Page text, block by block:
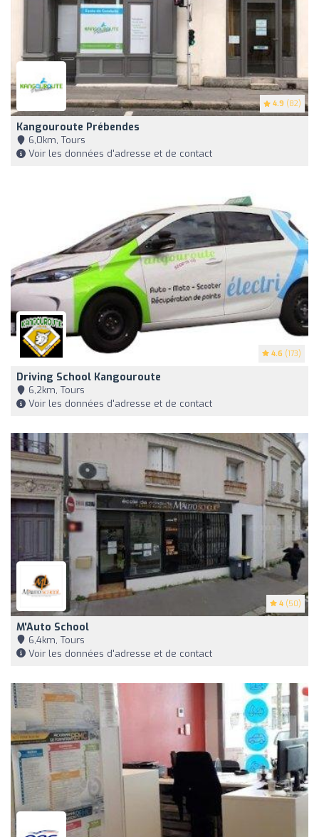
4.9 (82)
Kangouroute Prébendes
6,0km, Tours
Voir les données d'adresse et de contact
4.6 (173)
Driving School Kangouroute
6,2km, Tours
Voir les données d'adresse et de contact
4 (50)
M'Auto School
6,4km, Tours
Voir les données d'adresse et de contact